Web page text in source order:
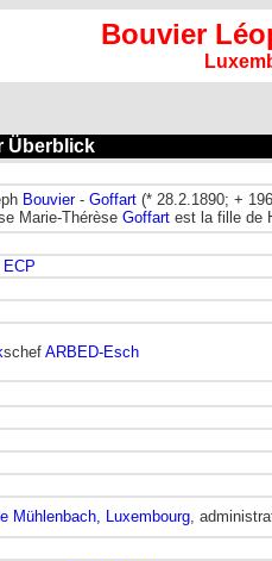
Bouvier
Überblick
Bouvier- Goffart (* 28.2.1890; +
Marie-Thérèse Goffart est la fille de
ECP
schef ARBED-Esch
Mühlenbach, Luxembourg,